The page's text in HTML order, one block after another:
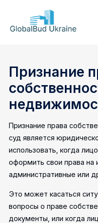
GLOBALBUD
Признание
Признание права
суд является
использовать, когда
оформить свои права на
административные или
Это может касаться
вопросы о праве
документы, или когда